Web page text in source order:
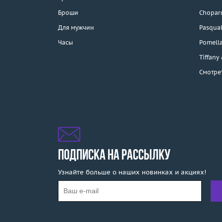
Бесплатная доставка
Покупка и оплата
Броши
Для мужчин
Часы
Tiffany
ПОДПИСКА НА РАССЫЛКУ
Узнайте больше о наших новинках и акциях!